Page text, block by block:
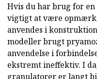
Hvis du har brug for
vigtigt at være
anvendes i
modeller brugt
anvendelse i
ekstremt ineffektiv. I
granulatorer er langt